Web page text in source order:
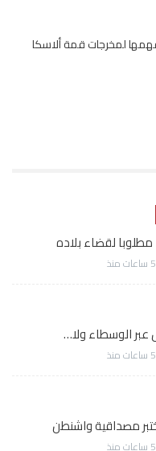
لمخرجات قمة ألاسكا
لقضاء بلاده
5 ساعات منذ
عبر الوسطاء ولا…
5 ساعات منذ
مصداقية واشنطن
5 ساعات منذ